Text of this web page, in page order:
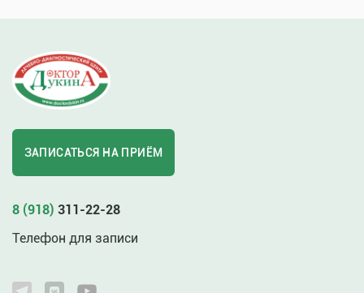
ЗАПИСАТЬСЯ НА ПРИЁМ
8 (918) 311-22-28
Телефон для записи